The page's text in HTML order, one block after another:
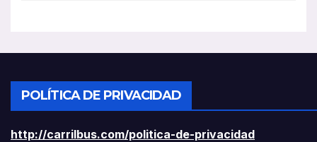
POLÍTICA DE PRIVACIDAD
http://carrilbus.com/politica-de-privacidad